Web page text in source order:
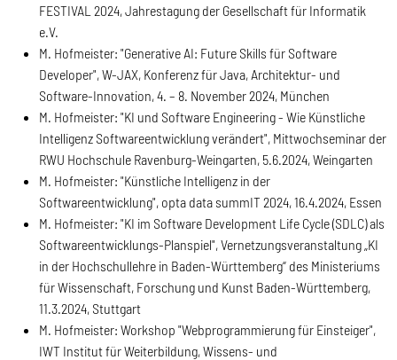
FESTIVAL 2024, Jahrestagung der Gesellschaft für Informatik
e.V.
M. Hofmeister: "Generative AI: Future Skills für Software
Developer", W-JAX, Konferenz für Java, Architektur- und
Software-Innovation, 4. – 8. November 2024, München
M. Hofmeister: "KI und Software Engineering - Wie Künstliche
Intelligenz Softwareentwicklung verändert", Mittwochseminar der
RWU Hochschule Ravenburg-Weingarten, 5.6.2024, Weingarten
M. Hofmeister: "Künstliche Intelligenz in der
Softwareentwicklung", opta data summIT 2024, 16.4.2024, Essen
M. Hofmeister: "KI im Software Development Life Cycle (SDLC) als
Softwareentwicklungs-Planspiel", Vernetzungsveranstaltung „KI
in der Hochschullehre in Baden-Württemberg“ des Ministeriums
für Wissenschaft, Forschung und Kunst Baden-Württemberg,
11.3.2024, Stuttgart
M. Hofmeister: Workshop "Webprogrammierung für Einsteiger",
IWT Institut für Weiterbildung, Wissens- und